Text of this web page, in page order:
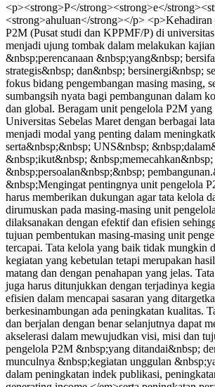
<p><strong>P</strong><strong>e</
<strong>ahuluan</strong></p> <p>Kehadiran
P2M (Pusat studi dan KPPMF/P) di
menjadi ujung tombak dalam melakukan
&nbsp;perencanaan &nbsp;yang&nbsp;
strategis&nbsp; dan&nbsp; bersinergi&nbsp;
fokus bidang pengembangan masing masing,
sumbangsih nyata bagi pembangunan dalam
dan global. Beragam unit pengelola P2M yang
Universitas Sebelas Maret dengan berbagai
menjadi modal yang penting dalam
serta&nbsp;&nbsp; UNS&nbsp;
&nbsp;ikut&nbsp; &nbsp;memecahkan&nbsp;
&nbsp;persoalan&nbsp;&nbsp;
&nbsp;Mengingat pentingnya unit pengelola
harus memberikan dukungan agar tata kelola
dirumuskan pada masing-masing unit
dilaksanakan dengan efektif dan efisien
tujuan pembentukan masing-masing unit
tercapai. Tata kelola yang baik tidak mungkin
kegiatan yang kebetulan tetapi merupakan
matang dan dengan penahapan yang jelas.
juga harus ditunjukkan dengan terjadinya
efisien dalam mencapai sasaran yang
berkesinambungan ada peningkatan kualitas.
dan berjalan dengan benar selanjutnya dapat
akselerasi dalam mewujudkan visi, misi dan
pengelola P2M &nbsp;yang ditandai&nbsp;
munculnya &nbsp;kegiatan unggulan
dalam peningkatan indek publikasi,